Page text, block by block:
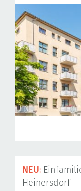
NEU:
Heinersdorf